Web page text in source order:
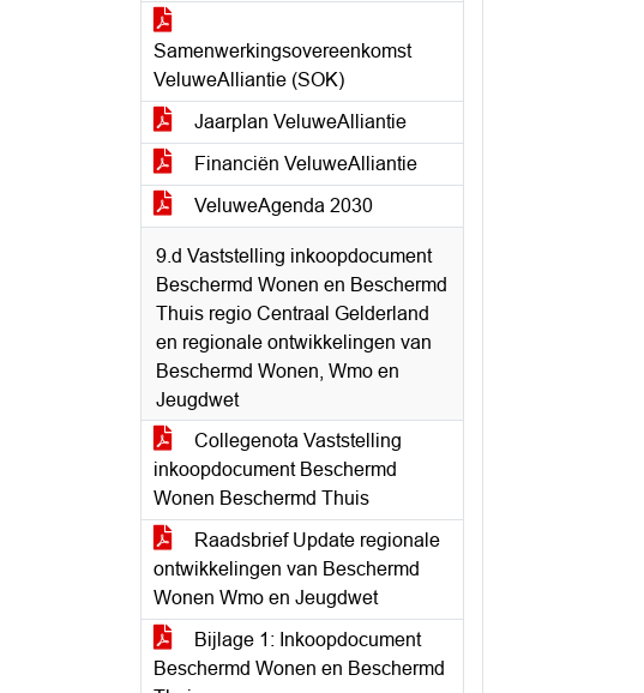
Samenwerkingsovereenkomst
VeluweAlliantie (SOK)
Jaarplan VeluweAlliantie
Financiën VeluweAlliantie
VeluweAgenda 2030
9.d Vaststelling inkoopdocument
Beschermd Wonen en Beschermd
Thuis regio Centraal Gelderland
en regionale ontwikkelingen van
Beschermd Wonen, Wmo en
Jeugdwet
Collegenota Vaststelling
inkoopdocument Beschermd
Wonen Beschermd Thuis
Raadsbrief Update regionale
ontwikkelingen van Beschermd
Wonen Wmo en Jeugdwet
Bijlage 1: Inkoopdocument
Beschermd Wonen en Beschermd